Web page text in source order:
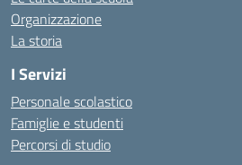
Organizzazione
La storia
I Servizi
Personale scolastico
Famiglie e studenti
Percorsi di studio